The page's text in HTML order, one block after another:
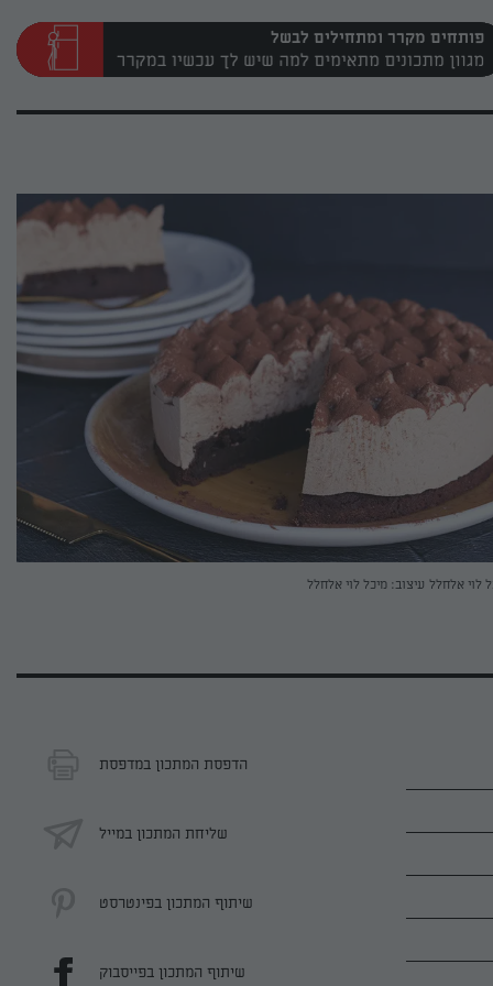
פותחים מקרר ומתחילים לבשל
לוי אלחלל עיצוב: מיכל לוי אלחלל
הדפסת המתכון במדפסת
שליחת המתכון במייל
שיתוף המתכון בפינטרסט
שיתוף המתכון בפייסבוק